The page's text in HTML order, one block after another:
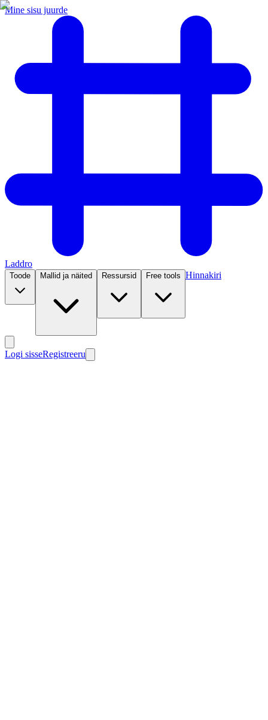
Mine sisu juurde
Laddro
Toode Mallid ja näited Ressursid Free tools Hinnakiri
Logi sisseRegistreeru